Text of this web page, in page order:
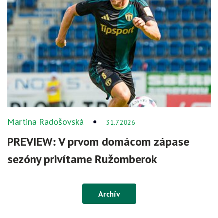
Martina Radošovská 31.7.2026
PREVIEW: V prvom domácom zápase
sezóny privítame Ružomberok
Archív